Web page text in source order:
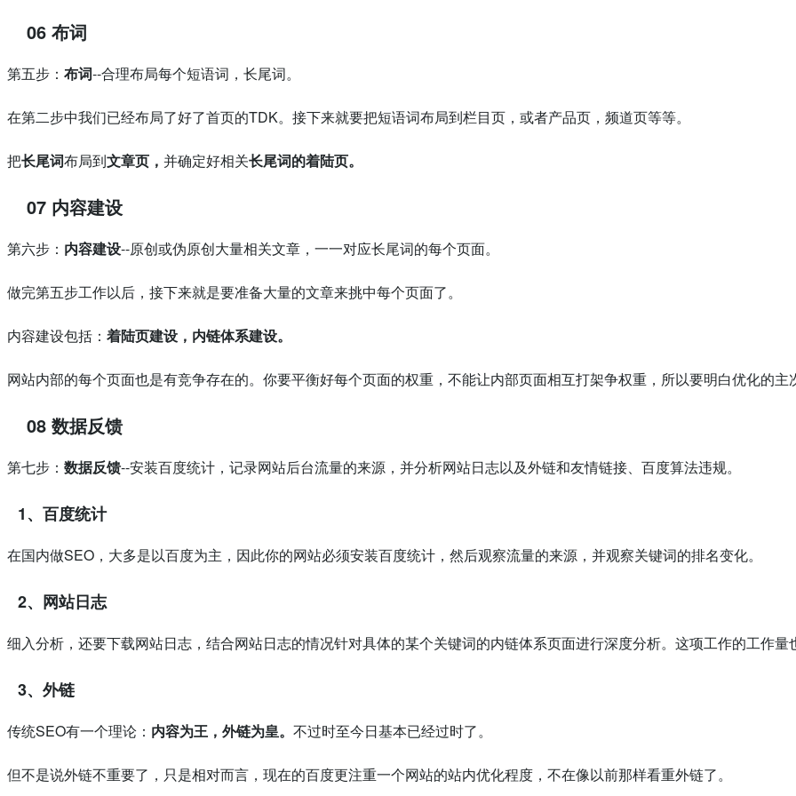
06 布词
第五步： 布词--合理布局每个短语词，长尾词。
在第二步中我们已经布局了好了首页的TDK。接下来就要把短语词布局到栏目页，或者产品页，频道页等等。
把长尾词布局到文章页， 并确定好相关长尾词的着陆页。
07 内容建设
第六步： 内容建设--原创或伪原创大量相关文章，一一对应长尾词的每个页面。
做完第五步工作以后，接下来就是要准备大量的文章来挑中每个页面了。
内容建设包括： 着陆页建设，内链体系建设。
网站内部的每个页面也是有竞争存在的。你要平衡好每个页面的权重，不能让内部页面相互打架争权重，所以要明白优化的主
08 数据反馈
第七步： 数据反馈--安装百度统计，记录网站后台流量的来源，并分析网站日志以及外链和友情链接、百度算法违规。
1、 百度统计
在国内做SEO，大多是以百度为主，因此你的网站必须安装百度统计，然后观察流量的来源，并观察关键词的排名变化。
2、 网站日志
细入分析，还要下载网站日志，结合网站日志的情况针对具体的某个关键词的内链体系页面进行深度分析。这项工作的工作量
3、 外链
传统SEO有一个理论： 内容为王，外链为皇。 不过时至今日基本已经过时了。
但不是说外链不重要了，只是相对而言，现在的百度更注重一个网站的站内优化程度，不在像以前那样看重外链了。